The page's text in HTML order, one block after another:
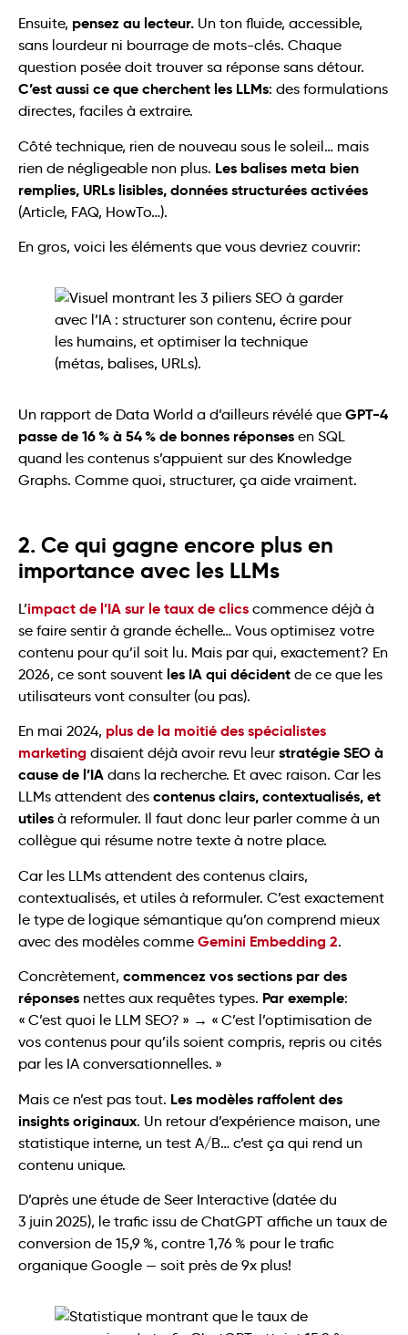
Ensuite, pensez au lecteur. Un ton fluide, accessible,
sans lourdeur ni bourrage de mots-clés. Chaque
question posée doit trouver sa réponse sans détour.
C’est aussi ce que cherchent les LLMs: des formulations
directes, faciles à extraire.
Côté technique, rien de nouveau sous le soleil… mais
rien de négligeable non plus. Les balises meta bien
remplies, URLs lisibles, données structurées activées
(Article, FAQ, HowTo…).
En gros, voici les éléments que vous devriez couvrir:
Un rapport de Data World a d’ailleurs révélé que GPT-4
passe de 16 % à 54 %de bonnes réponses en SQL
quand les contenus s’appuient sur des Knowledge
Graphs. Comme quoi, structurer, ça aide vraiment.
2. Ce qui gagne encore plus en
importance avec les LLMs
L’impact de l’IA sur le taux de clics commence déjà à
se faire sentir à grande échelle… Vous optimisez votre
contenu pour qu’il soit lu. Mais par qui, exactement? En
2026, ce sont souvent les IA qui décident de ce que les
utilisateurs vont consulter (ou pas).
En mai 2024, plus de la moitié des spécialistes
marketing disaient déjà avoir revu leur stratégie SEO à
cause de l’IA dans la recherche. Et avec raison. Car les
LLMs attendent des contenus clairs, contextualisés, et
utiles à reformuler. Il faut donc leur parler comme à un
collègue qui résume notre texte à notre place.
Car les LLMs attendent des contenus clairs,
contextualisés, et utiles à reformuler. C’est exactement
le type de logique sémantique qu’on comprend mieux
avec des modèles comme Gemini Embedding 2.
Concrètement, commencez vos sections par des
réponses nettes aux requêtes types. Par exemple:
« C’est quoi le LLM SEO? » → « C’est l’optimisation de
vos contenus pour qu’ils soient compris, repris ou cités
par les IA conversationnelles. »
Mais ce n’est pas tout. Les modèles raffolent des
insights originaux. Un retour d’expérience maison, une
statistique interne, un test A/B… c’est ça qui rend un
contenu unique.
D’après une étude de Seer Interactive (datée du
3 juin 2025), le trafic issu de ChatGPT affiche un taux de
conversion de 15,9 %, contre 1,76 % pour le trafic
organique Google — soit près de 9x plus!